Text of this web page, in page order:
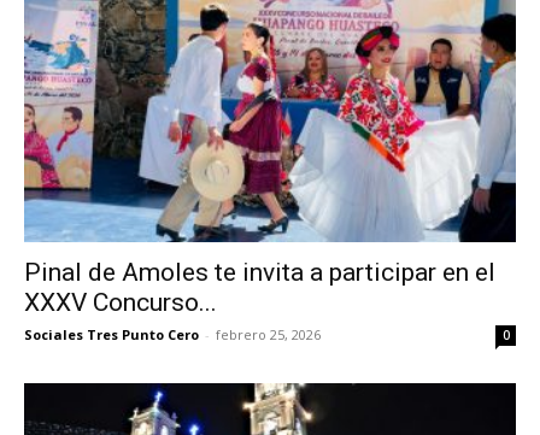
Pinal de Amoles te invita a participar en el
XXXV Concurso...
Sociales Tres Punto Cero - febrero 25, 2026 0